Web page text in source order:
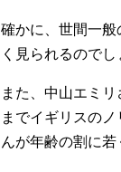
確かに、世間一
く見られるのでし
また、中山エミ
までイギリスの
んが年齢の割に若